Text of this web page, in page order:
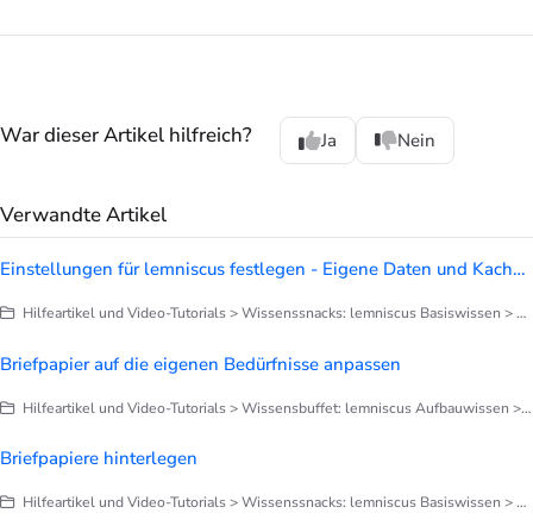
War dieser Artikel hilfreich? Ja Nein
Verwandte Artikel
Einstellungen für lemniscus festlegen - Eigene Daten und Kachel Orga-Daten
Hilfeartikel und Video-Tutorials > Wissenssnacks: lemniscus Basiswissen > Finetuning deines lemniscus
Briefpapier auf die eigenen Bedürfnisse anpassen
Hilfeartikel und Video-Tutorials > Wissensbuffet: lemniscus Aufbauwissen > Briefe, Notizen, Dokumentation > Briefpapier anpassen
Briefpapiere hinterlegen
Hilfeartikel und Video-Tutorials > Wissenssnacks: lemniscus Basiswissen > Finetuning deines lemniscus